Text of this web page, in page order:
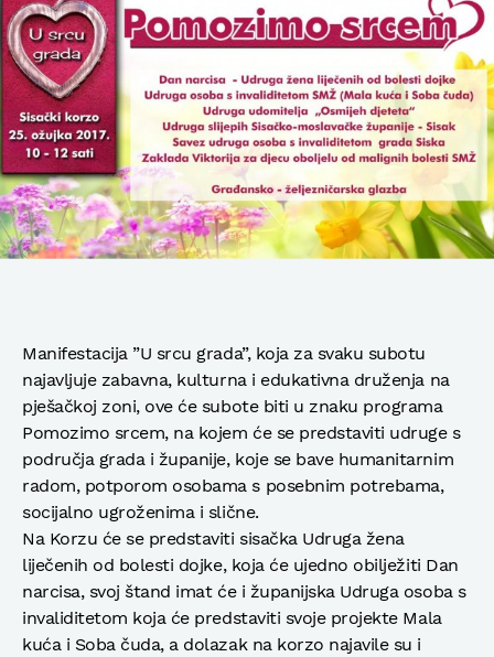
Manifestacija ”U srcu grada”, koja za svaku subotu
najavljuje zabavna, kulturna i edukativna druženja na
pješačkoj zoni, ove će subote biti u znaku programa
Pomozimo srcem, na kojem će se predstaviti udruge s
područja grada i županije, koje se bave humanitarnim
radom, potporom osobama s posebnim potrebama,
socijalno ugroženima i slične.
Na Korzu će se predstaviti sisačka Udruga žena
liječenih od bolesti dojke, koja će ujedno obilježiti Dan
narcisa, svoj štand imat će i županijska Udruga osoba s
invaliditetom koja će predstaviti svoje projekte Mala
kuća i Soba čuda, a dolazak na korzo najavile su i